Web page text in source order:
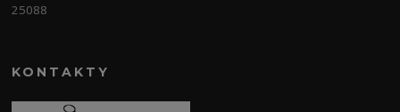
25088
KONTAKTY